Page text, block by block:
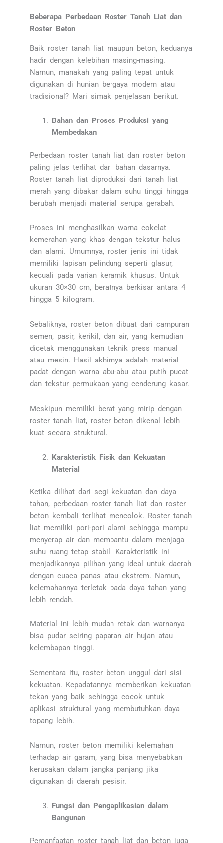
Beberapa Perbedaan Roster Tanah Liat dan
Roster Beton
Baik roster tanah liat maupun beton, keduanya
hadir dengan kelebihan masing-masing.
Namun, manakah yang paling tepat untuk
digunakan di hunian bergaya modern atau
tradisional? Mari simak penjelasan berikut.
Bahan dan Proses Produksi yang
Membedakan
Perbedaan roster tanah liat dan roster beton
paling jelas terlihat dari bahan dasarnya.
Roster tanah liat diproduksi dari tanah liat
merah yang dibakar dalam suhu tinggi hingga
berubah menjadi material serupa gerabah.
Proses ini menghasilkan warna cokelat
kemerahan yang khas dengan tekstur halus
dan alami. Umumnya, roster jenis ini tidak
memiliki lapisan pelindung seperti glasur,
kecuali pada varian keramik khusus. Untuk
ukuran 30×30 cm, beratnya berkisar antara 4
hingga 5 kilogram.
Sebaliknya, roster beton dibuat dari campuran
semen, pasir, kerikil, dan air, yang kemudian
dicetak menggunakan teknik press manual
atau mesin. Hasil akhirnya adalah material
padat dengan warna abu-abu atau putih pucat
dan tekstur permukaan yang cenderung kasar.
Meskipun memiliki berat yang mirip dengan
roster tanah liat, roster beton dikenal lebih
kuat secara struktural.
Karakteristik Fisik dan Kekuatan
Material
Ketika dilihat dari segi kekuatan dan daya
tahan, perbedaan roster tanah liat dan roster
beton kembali terlihat mencolok. Roster tanah
liat memiliki pori-pori alami sehingga mampu
menyerap air dan membantu dalam menjaga
suhu ruang tetap stabil. Karakteristik ini
menjadikannya pilihan yang ideal untuk daerah
dengan cuaca panas atau ekstrem. Namun,
kelemahannya terletak pada daya tahan yang
lebih rendah.
Material ini lebih mudah retak dan warnanya
bisa pudar seiring paparan air hujan atau
kelembapan tinggi.
Sementara itu, roster beton unggul dari sisi
kekuatan. Kepadatannya memberikan kekuatan
tekan yang baik sehingga cocok untuk
aplikasi struktural yang membutuhkan daya
topang lebih.
Namun, roster beton memiliki kelemahan
terhadap air garam, yang bisa menyebabkan
kerusakan dalam jangka panjang jika
digunakan di daerah pesisir.
Fungsi dan Pengaplikasian dalam
Bangunan
Pemanfaatan roster tanah liat dan beton juga